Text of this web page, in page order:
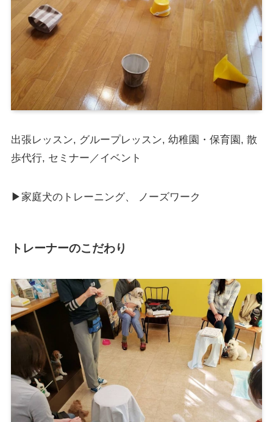
出張レッスン, グループレッスン, 幼稚園・保育園, 散
歩代行, セミナー／イベント
▶︎家庭犬のトレーニング、 ノーズワーク
トレーナーのこだわり